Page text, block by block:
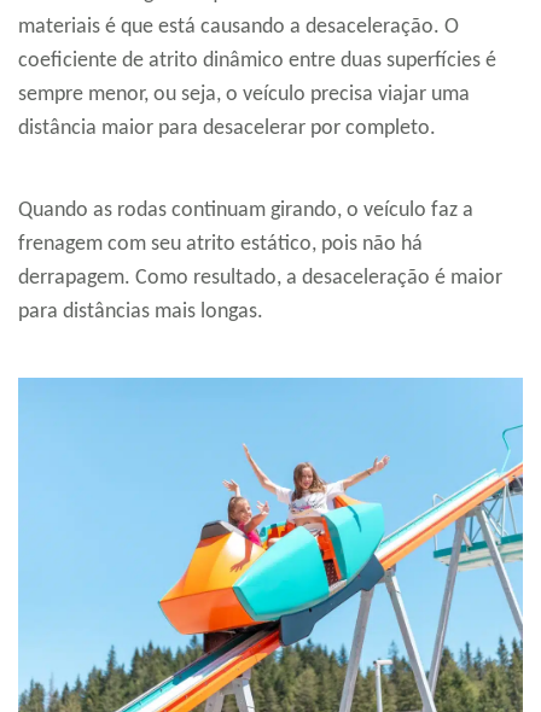
materiais é que está causando a desaceleração. O
coeficiente de atrito dinâmico entre duas superfícies é
sempre menor, ou seja, o veículo precisa viajar uma
distância maior para desacelerar por completo.
Quando as rodas continuam girando, o veículo faz a
frenagem com seu atrito estático, pois não há
derrapagem. Como resultado, a desaceleração é maior
para distâncias mais longas.